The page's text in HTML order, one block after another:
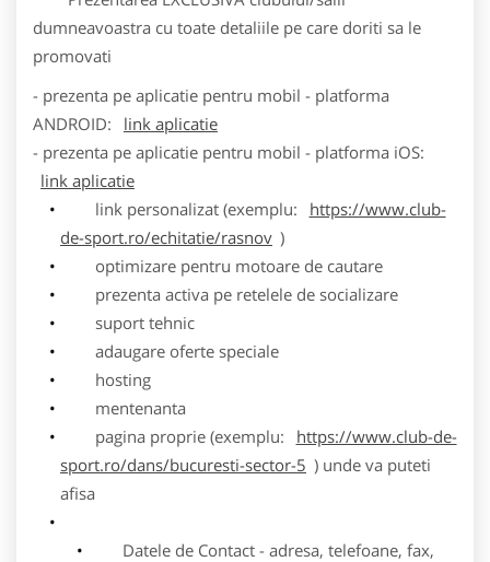
dumneavoastra cu toate detaliile pe care doriti sa le
promovati
- prezenta pe aplicatie pentru mobil - platforma
ANDROID:
link aplicatie
- prezenta pe aplicatie pentru mobil - platforma iOS:
link aplicatie
link personalizat (exemplu:
https://www.club-
de-sport.ro/echitatie/rasnov )
optimizare pentru motoare de cautare
prezenta activa pe retelele de socializare
suport tehnic
adaugare oferte speciale
hosting
mentenanta
pagina proprie (exemplu:
https://www.club-de-
sport.ro/dans/bucuresti-sector-5 ) unde va puteti
afisa
Datele de Contact - adresa, telefoane, fax,